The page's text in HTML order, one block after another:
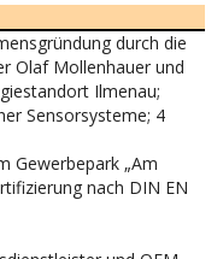
durch die
Olaf Mollenhauer und
Ilmenau;
Sensorsysteme; 4
Gewerbepark „Am
nach DIN EN